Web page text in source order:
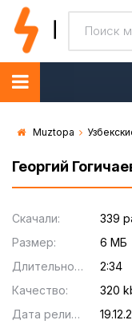
Muztopa
Георгий
Скачали:
339
Размер:
6 МБ
Длительность:
2:34
Качество:
320
Дата релиза: